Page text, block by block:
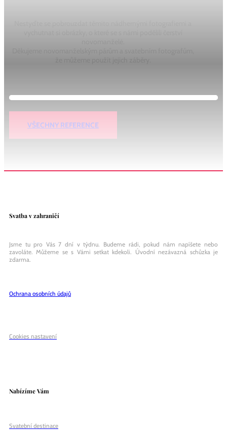
VŠECHNY REFERENCE
Svatba v zahraničí
Jsme tu pro Vás 7 dní v týdnu. Budeme rádi, pokud nám napíšete nebo
zavoláte. Můžeme se s Vámi setkat kdekoli. Úvodní nezávazná schůzka je
zdarma.
Ochrana osobních údajů
Cookies nastavení
Nabízíme Vám
Svatební destinace